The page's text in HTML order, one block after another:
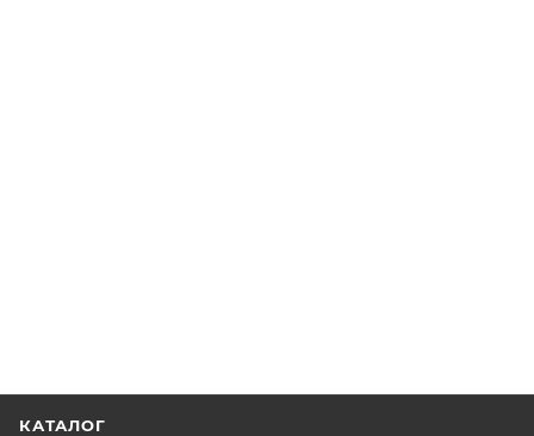
КАТАЛОГ